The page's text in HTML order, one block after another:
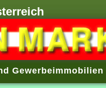
Gewerbeimmobilien